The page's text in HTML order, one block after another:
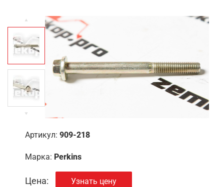
Артикул: 909-218
Марка: Perkins
Цена: Узнать цену